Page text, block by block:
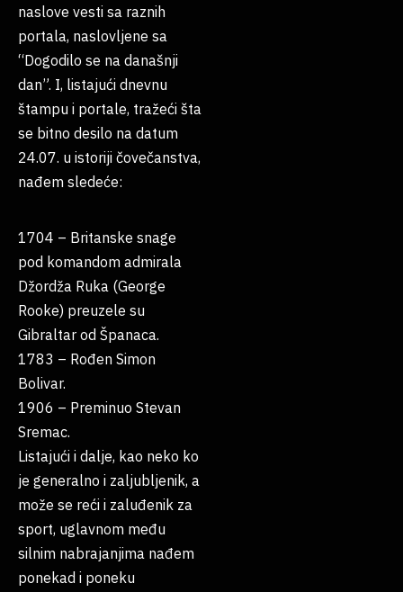
naslove vesti sa raznih
portala, naslovljene sa
“Dogodilo se na današnji
dan”. I, listajući dnevnu
štampu i portale, tražeći šta
se bitno desilo na datum
24.07. u istoriji čovečanstva,
nađem sledeće:
1704 – Britanske snage
pod komandom admirala
Džordža Ruka (George
Rooke) preuzele su
Gibraltar od Španaca.
1783 – Rođen Simon
Bolivar.
1906 – Preminuo Stevan
Sremac.
Listajući i dalje, kao neko ko
je generalno i zaljubljenik, a
može se reći i zaluđenik za
sport, uglavnom među
silnim nabrajanjima nađem
ponekad i poneku